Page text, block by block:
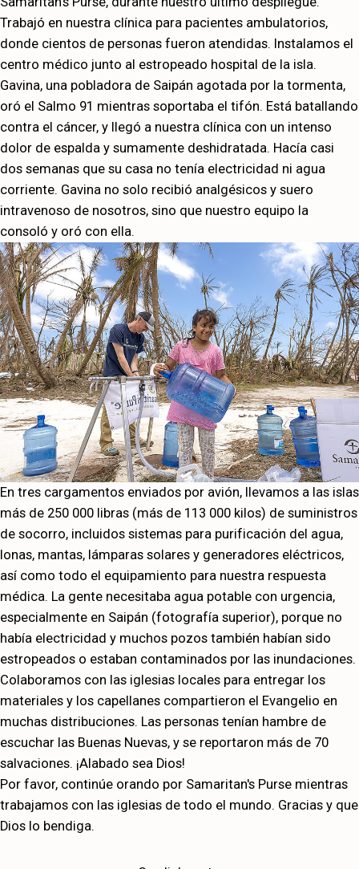
Trabajó en nuestra clínica para pacientes ambulatorios,
donde cientos de personas fueron atendidas. Instalamos el
centro médico junto al estropeado hospital de la isla.
Gavina, una pobladora de Saipán agotada por la tormenta,
oró el Salmo 91 mientras soportaba el tifón. Está batallando
contra el cáncer, y llegó a nuestra clínica con un intenso
dolor de espalda y sumamente deshidratada. Hacía casi
dos semanas que su casa no tenía electricidad ni agua
corriente. Gavina no solo recibió analgésicos y suero
intravenoso de nosotros, sino que nuestro equipo la
consoló y oró con ella.
En tres cargamentos enviados por avión, llevamos a las islas
más de 250 000 libras (más de 113 000 kilos) de suministros
de socorro, incluidos sistemas para purificación del agua,
lonas, mantas, lámparas solares y generadores eléctricos,
así como todo el equipamiento para nuestra respuesta
médica. La gente necesitaba agua potable con urgencia,
especialmente en Saipán (fotografía superior), porque no
había electricidad y muchos pozos también habían sido
estropeados o estaban contaminados por las inundaciones.
Colaboramos con las iglesias locales para entregar los
materiales y los capellanes compartieron el Evangelio en
muchas distribuciones. Las personas tenían hambre de
escuchar las Buenas Nuevas, y se reportaron más de 70
salvaciones. ¡Alabado sea Dios!
Por favor, continúe orando por Samaritan's Purse mientras
trabajamos con las iglesias de todo el mundo. Gracias y que
Dios lo bendiga.